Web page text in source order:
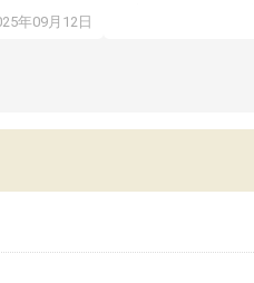
ミーティン
師を希望す
の共有があ
。
と言う事で
短期での変
しました。
方は良かっ
年09月12日
に決めれるので、個
思います。カリキ
ます。講師も合わな